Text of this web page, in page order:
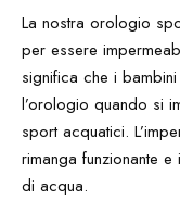
La nostra orologio
per essere
significa che i
l’orologio quando si
sport acquatici.
rimanga funzionante
di acqua.